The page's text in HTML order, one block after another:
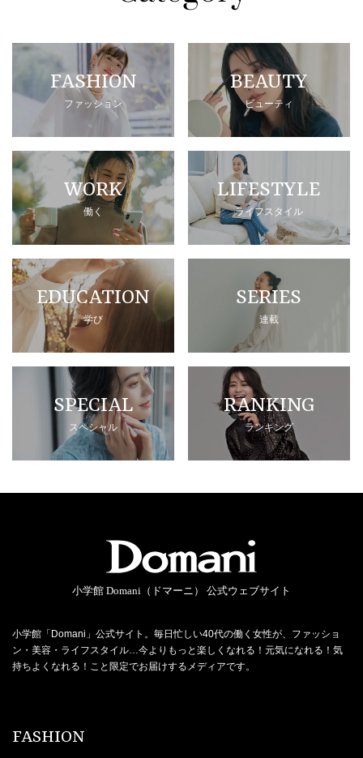
FASHION
ファッション
BEAUTY
ビューティ
WORK
働く
LIFESTYLE
ライフスタイル
EDUCATION
学び
SERIES
連載
SPECIAL
スペシャル
RANKING
ランキング
小学館 Domani（ドマーニ） 公式ウェブサイト
小学館「Domani」公式サイト。毎日忙しい40代の働く女性が、ファッショ
ン・美容・ライフスタイル…今よりもっと楽しくなれる！元気になれる！気
持ちよくなれる！こと限定でお届けするメディアです。
FASHION